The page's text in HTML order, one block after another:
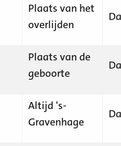
Plaats van het
overlijden
Plaats van de
geboorte
Altijd 's-
Gravenhage